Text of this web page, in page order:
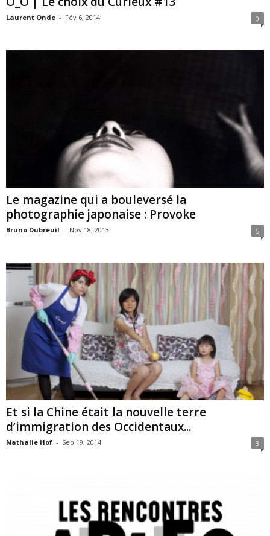
Laurent Onde - Fév 6, 2014 0
Le magazine qui a bouleversé la
photographie japonaise : Provoke
Bruno Dubreuil - Nov 18, 2013 5
Et si la Chine était la nouvelle terre
d’immigration des Occidentaux...
Nathalie Hof - Sep 19, 2014 3